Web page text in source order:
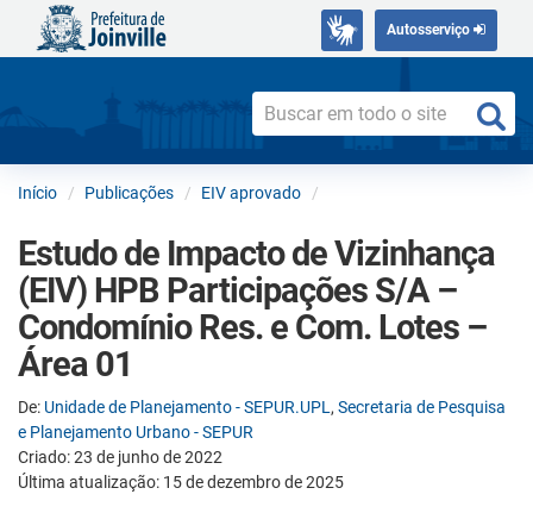
Autosserviço
Início Publicações EIV aprovado
Estudo de Impacto de Vizinhança
(EIV) HPB Participações S/A –
Condomínio Res. e Com. Lotes –
Área 01
De: Unidade de Planejamento - SEPUR.UPL , Secretaria de Pesquisa
e Planejamento Urbano - SEPUR
Criado: 23 de junho de 2022
Última atualização: 15 de dezembro de 2025